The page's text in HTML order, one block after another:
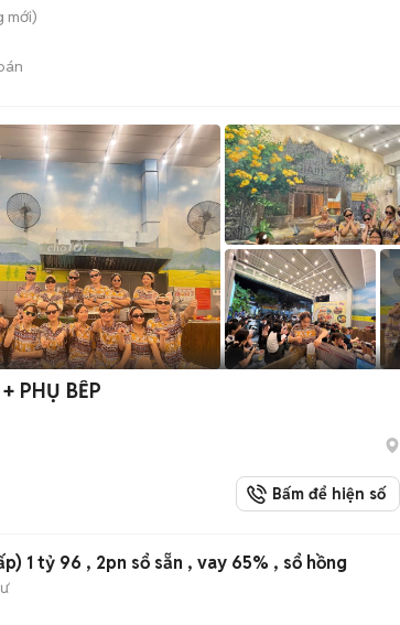
mới)
VỤ + PHỤ BẾP
Bấm để hiện số
1 tỷ 96 , 2pn sổ sẵn , vay 65% , sổ hồng